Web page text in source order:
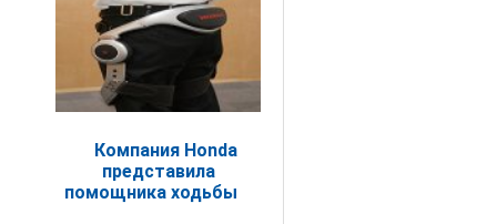
Компания Honda
представила
помощника ходьбы